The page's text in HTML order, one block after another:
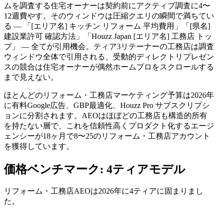
ムを調査する住宅オーナーは契約前にアクティブ調査に4〜
12週費やす。そのウィンドウは圧縮クエリの瞬間で満ちてい
る — 「[エリア名] キッチン リフォーム 平均費用」「[県名]
建設業許可 確認方法」「Houzz Japan [エリア名] 工務店 トッ
プ」 — 全てが引用機会。ティア3リテーナーの工務店は調査
ウィンドウ全体で引用される、受動的ディレクトリプレゼン
スの競合は住宅オーナーが偶然ホームプロをスクロールする
まで見えない。
ほとんどのリフォーム・工務店マーケティング予算は2026年
に有料Google広告、GBP最適化、Houzz Pro サブスクリプシ
ョンに分割されます。AEOはほぼどの工務店も構造的所有
を持たない層で、これを信頼性高くプロダクト化するエージ
ェンシーが18ヶ月で8〜25のリフォーム・工務店アカウント
を獲得しています。
価格ベンチマーク: 4ティアモデル
リフォーム・工務店AEOは2026年に4ティアに固まりまし
た。